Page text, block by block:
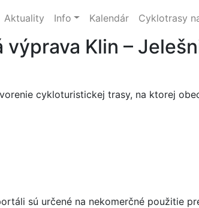
Aktuality Info Kalendár Cyklotrasy
Klin –
cykloturistickej trasy, na ktorej
sú určené na nekomerčné použitie